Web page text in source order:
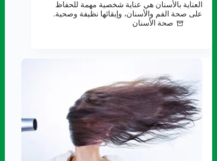
العناية بالأسنان هي عناية شخصية مهمة للحفاظ
على صحة الفم والأسنان، وإبقائها نظيفة وصحية.
صحة الأسنان